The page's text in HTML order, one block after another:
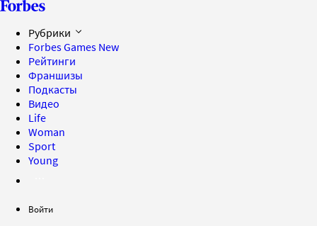
Рубрики
Forbes Games New
Рейтинги
Франшизы
Подкасты
Видео
Life
Woman
Sport
Young
Войти